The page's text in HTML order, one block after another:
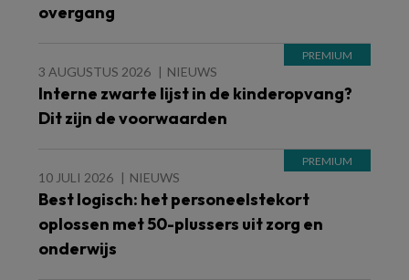
overgang
3 AUGUSTUS 2026 NIEUWS
Interne zwarte lijst in de kinderopvang?
Dit zijn de voorwaarden
10 JULI 2026 NIEUWS
Best logisch: het personeelstekort
oplossen met 50-plussers uit zorg en
onderwijs